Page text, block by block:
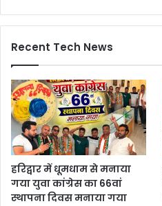
Recent Tech News
हरिद्वार में धूमधाम से मनाया
गया युवा कांग्रेस का 66वां
स्थापना दिवस मनाया गया